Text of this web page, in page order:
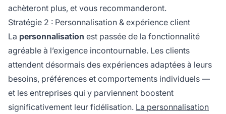
achèteront plus, et vous recommanderont.
Stratégie 2 : Personnalisation & expérience client
La personnalisation est passée de la fonctionnalité
agréable à l’exigence incontournable. Les clients
attendent désormais des expériences adaptées à leurs
besoins, préférences et comportements individuels —
et les entreprises qui y parviennent boostent
significativement leur fidélisation. La personnalisation